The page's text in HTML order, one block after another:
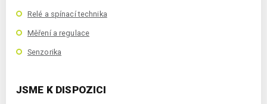
Relé a spínací technika
Měření a regulace
Senzorika
JSME K DISPOZICI